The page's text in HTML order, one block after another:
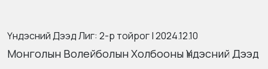
Үндэсний Дээд Лиг: 2-р тойрог | 2024.12.10
Монголын Волейболын Холбооны Үндэсний Дээд